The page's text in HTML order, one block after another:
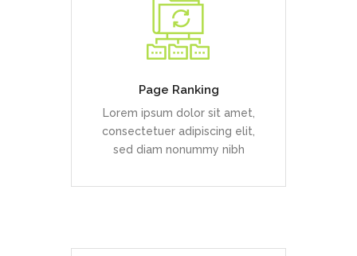
Page Ranking
Lorem ipsum dolor sit amet,
consectetuer adipiscing elit,
sed diam nonummy nibh
Duis dolor est, tincidunt vel
enim sit amet, venenatis
euismod neque
READ MORE